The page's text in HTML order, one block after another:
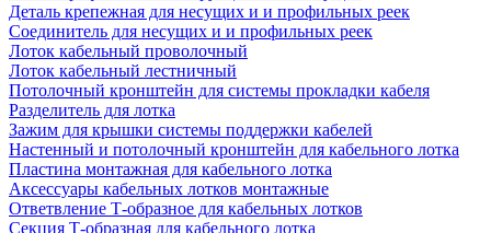
Деталь крепежная для несущих и и профильных реек
Соединитель для несущих и и профильных реек
Лоток кабельный проволочный
Лоток кабельный лестничный
Потолочный кронштейн для системы прокладки кабеля
Разделитель для лотка
Зажим для крышки системы поддержки кабелей
Настенный и потолочный кронштейн для кабельного лотка
Пластина монтажная для кабельного лотка
Аксессуары кабельных лотков монтажные
Ответвление Т-образное для кабельных лотков
Секция Т-образная для кабельного лотка